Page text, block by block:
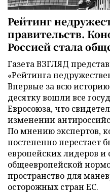
Рейтинг
правительств.
Россией стала
Газета ВЗГЛЯД
«Рейтинга
Впервые за всю
десятку вошли все
Евросоюза, что
изменении
По мнению экспертов,
постепенно перестает
европейских лидеров и
общеевропейской
пространство для
осторожных стран ЕС.